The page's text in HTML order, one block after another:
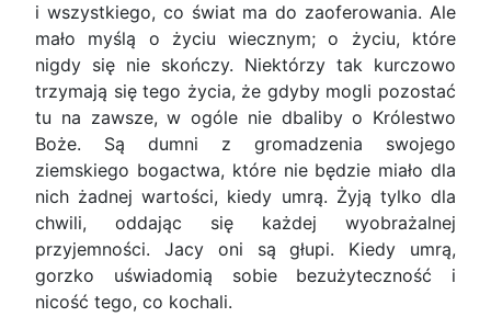
i wszystkiego, co świat ma do zaoferowania. Ale
mało myślą o życiu wiecznym; o życiu, które
nigdy się nie skończy. Niektórzy tak kurczowo
trzymają się tego życia, że gdyby mogli pozostać
tu na zawsze, w ogóle nie dbaliby o Królestwo
Boże. Są dumni z gromadzenia swojego
ziemskiego bogactwa, które nie będzie miało dla
nich żadnej wartości, kiedy umrą. Żyją tylko dla
chwili, oddając się każdej wyobrażalnej
przyjemności. Jacy oni są głupi. Kiedy umrą,
gorzko uświadomią sobie bezużyteczność i
nicość tego, co kochali.